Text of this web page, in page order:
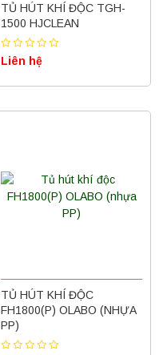
TỦ HÚT KHÍ ĐỘC TGH-
1500 HJCLEAN
Liên hệ
TỦ HÚT KHÍ ĐỘC
FH1800(P) OLABO (NHỰA
PP)